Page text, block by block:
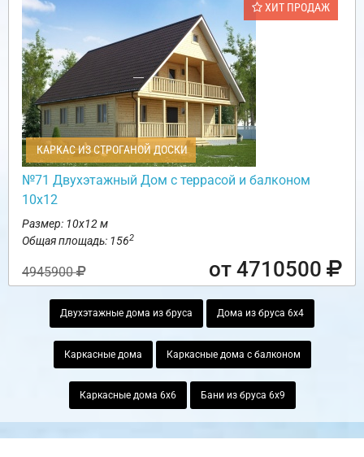
ХИТ ПРОДАЖ
КАРКАС ИЗ СТРОГАНОЙ ДОСКИ
№71 Двухэтажный Дом с террасой и балконом
10х12
Размер: 10х12 м
Общая площадь: 1562
4945900 от 4710500
Двухэтажные дома из бруса Дома из бруса 6х4
Каркасные дома Каркасные дома с балконом
Каркасные дома 6х6 Бани из бруса 6х9